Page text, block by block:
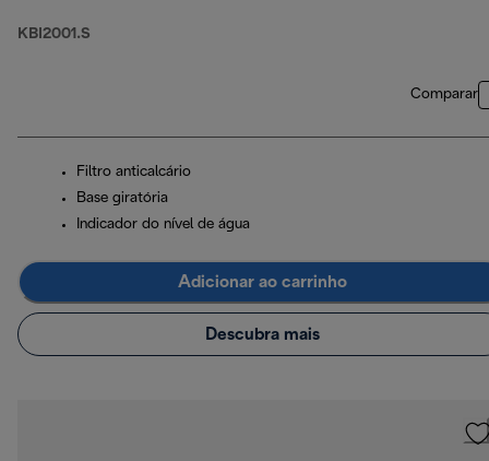
KBI2001.S
Comparar
Filtro anticalcário
Base giratória
Indicador do nível de água
Adicionar ao carrinho
Descubra mais